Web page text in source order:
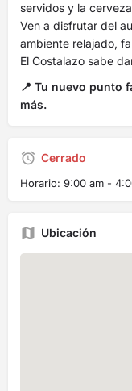
servidos y la
Ven a disfrutar del
ambiente relajado,
El Costalazo sabe
📍 Tu nuevo punto
más.
Cerrado
Horario: 9:00 am -
Ubicación